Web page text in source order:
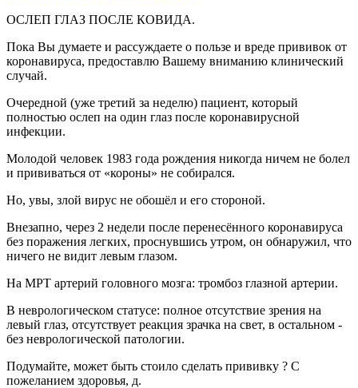
ОСЛЕП ГЛАЗ ПОСЛЕ КОВИДА.
Пока Вы думаете и рассуждаете о пользе и вреде прививок от
коронавируса, предоставлю Вашему вниманию клинический
случай.
Очередной (уже третий за неделю) пациент, который
полностью ослеп на один глаз после коронавирусной
инфекции.
Молодой человек 1983 года рождения никогда ничем не болел
и прививаться от «короны» не собирался.
Но, увы, злой вирус не обошёл и его стороной.
Внезапно, через 2 недели после перенесённого коронавируса
без поражения легких, проснувшись утром, он обнаружил, что
ничего не видит левым глазом.
На МРТ артерий головного мозга: тромбоз глазной артерии.
В неврологическом статусе: полное отсутствие зрения на
левый глаз, отсутствует реакция зрачка на свет, в остальном -
без неврологической патологии.
Подумайте, может быть стоило сделать прививку ? С
пожеланием здоровья, д.